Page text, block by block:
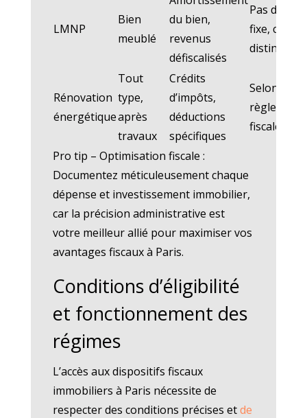
LMNP
Bien
meublé
du bien,
revenus
défiscalisés
Pas de
fixe,
distincts
Rénovation
énergétique
Tout
type,
après
travaux
Crédits
d’impôts,
déductions
spécifiques
Selon
fiscale
Pro tip – Optimisation fiscale :
Documentez méticuleusement chaque
dépense et investissement immobilier,
car la précision administrative est
votre meilleur allié pour maximiser vos
avantages fiscaux à Paris.
Conditions d’éligibilité
et fonctionnement des
régimes
L’accès aux dispositifs fiscaux
immobiliers à Paris nécessite de
respecter des conditions précises etde